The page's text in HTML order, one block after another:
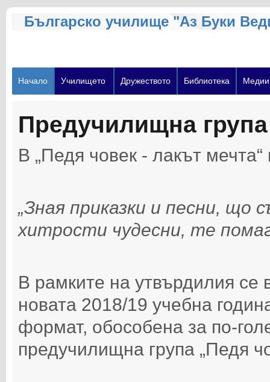
Българско училище "Аз Буки
Начало Училището Дружеството Библиотека Медии
Предучилищна
В „Педя човек - лакът мечта“
„Зная приказки и песни, що
хитрости чудесни, те
В рамките на утвърдилия се
новата 2018/19 учебна
формат, обособена за по-
предучилищна група „Педя